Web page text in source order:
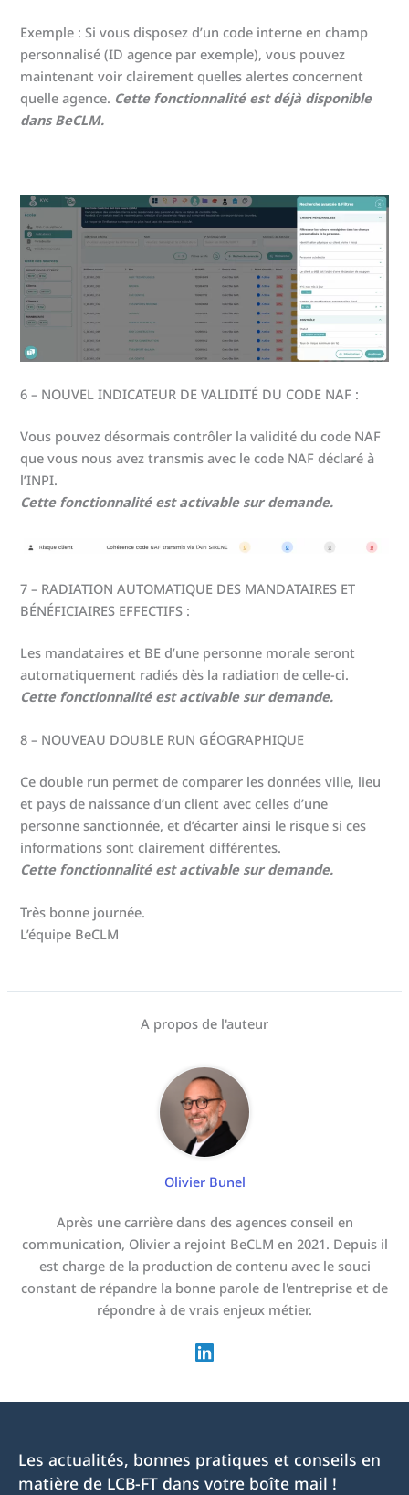
Exemple : Si vous disposez d’un code interne en champ
personnalisé (ID agence par exemple), vous pouvez
maintenant voir clairement quelles alertes concernent
quelle agence. Cette fonctionnalité est déjà disponible
dans BeCLM.
6 – NOUVEL INDICATEUR DE VALIDITÉ DU CODE NAF :
Vous pouvez désormais contrôler la validité du code NAF
que vous nous avez transmis avec le code NAF déclaré à
l’INPI.
Cette fonctionnalité est activable sur demande.
7 – RADIATION AUTOMATIQUE DES MANDATAIRES ET
BÉNÉFICIAIRES EFFECTIFS :
Les mandataires et BE d’une personne morale seront
automatiquement radiés dès la radiation de celle-ci.
Cette fonctionnalité est activable sur demande.
8 – NOUVEAU DOUBLE RUN GÉOGRAPHIQUE
Ce double run permet de comparer les données ville, lieu
et pays de naissance d’un client avec celles d’une
personne sanctionnée, et d’écarter ainsi le risque si ces
informations sont clairement différentes.
Cette fonctionnalité est activable sur demande.
Très bonne journée.
L’équipe BeCLM
A propos de l'auteur
Olivier Bunel
Après une carrière dans des agences conseil en
communication, Olivier a rejoint BeCLM en 2021. Depuis il
est charge de la production de contenu avec le souci
constant de répandre la bonne parole de l'entreprise et de
répondre à de vrais enjeux métier.
Les actualités, bonnes pratiques et conseils en
matière de LCB-FT dans votre boîte mail !